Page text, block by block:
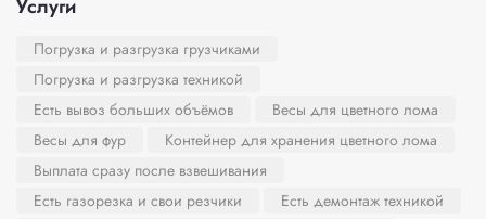
Услуги
Погрузка и разгрузка грузчиками
Погрузка и разгрузка техникой
Есть вывоз больших объёмов
Весы для цветного лома
Весы для фур
Контейнер для хранения цветного лома
Выплата сразу после взвешивания
Есть газорезка и свои резчики
Есть демонтаж техникой